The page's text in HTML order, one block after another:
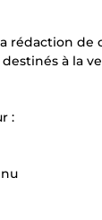
rédaction
à la
: